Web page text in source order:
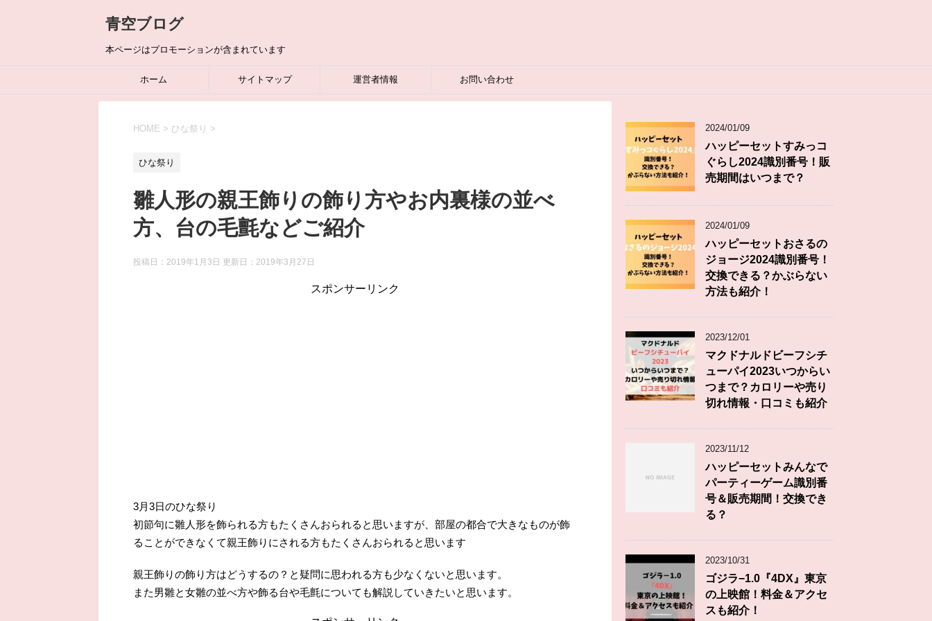
青空ブログ
本ページはプロモーションが含まれています
ホーム サイトマップ 運営者情報 お問い合わせ
HOME > ひな祭り >
ひな祭り
雛人形の親王飾りの飾り方やお内裏様の並べ
方、台の毛氈などご紹介
投稿日：2019年1月3日 更新日： 2019年3月27日
スポンサーリンク
3月3日のひな祭り
初節句に雛人形を飾られる方もたくさんおられると思いますが、部屋の都合で大きなものが飾
ることができなくて親王飾りにされる方もたくさんおられると思います
親王飾りの飾り方はどうするの？と疑問に思われる方も少なくないと思います。
また男雛と女雛の並べ方や飾る台や毛氈についても解説していきたいと思います。
2024/01/09
ハッピーセットすみっコ
ぐらし2024識別番号！販
売期間はいつまで？
2024/01/09
ハッピーセットおさるの
ジョージ2024識別番号！
交換できる？かぶらない
方法も紹介！
2023/12/01
マクドナルドビーフシチ
ューパイ2023いつからい
つまで？カロリーや売り
切れ情報・口コミも紹介
2023/11/12
ハッピーセットみんなで
パーティーゲーム識別番
号＆販売期間！交換でき
る？
2023/10/31
ゴジラ−1.0『4DX』東京
の上映館！料金＆アクセ
スも紹介！